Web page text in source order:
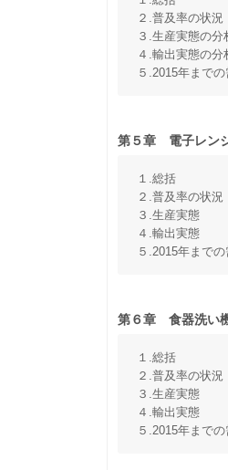
２.普及率の状況
３.生産実態の分
４.輸出実態の分
５.2015年まで
第５章 電子レン
１.総括
２.普及率の状況
３.生産実態
４.輸出実態
５.2015年まで
第６章 食器洗い
１.総括
２.普及率の状況
３.生産実態
４.輸出実態
５.2015年まで